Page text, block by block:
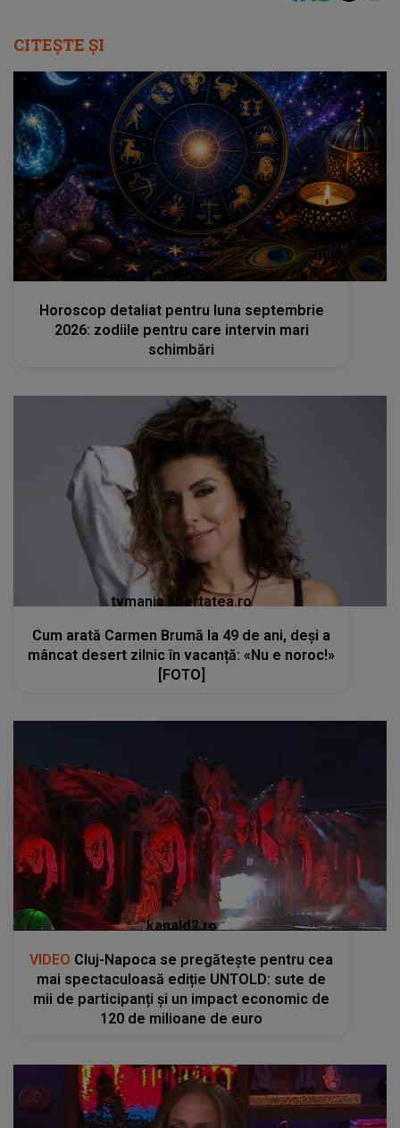
CITEȘTE ȘI
femeia.ro
Horoscop detaliat pentru luna septembrie
2026: zodiile pentru care intervin mari
schimbări
tvmania.libertatea.ro
Cum arată Carmen Brumă la 49 de ani, deși a
mâncat desert zilnic în vacanță: «Nu e noroc!»
[FOTO]
kanald2.ro
VIDEO Cluj-Napoca se pregătește pentru cea
mai spectaculoasă ediție UNTOLD: sute de
mii de participanți și un impact economic de
120 de milioane de euro